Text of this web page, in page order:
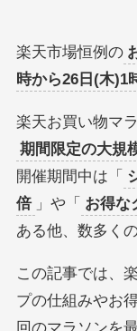
楽天市場恒例の
時から26日(木)1
楽天お買い物マ
期間限定の大規
開催期間中は「
倍 」や「 お得な
ある他、数多く
この記事では、
プの仕組みやお